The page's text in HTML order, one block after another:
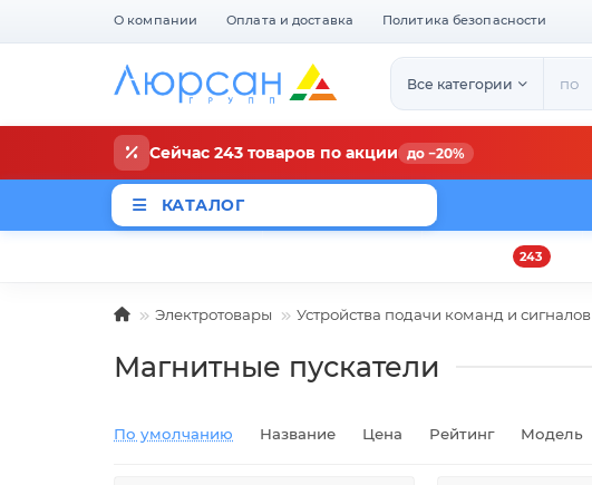
О компании Оплата и доставка Политика безопасности
Все категории
Сейчас 243 товаров по акции до −20%
КАТАЛОГ
243
Электротовары Устройства подачи команд и сигналов
Магнитные пускатели
По умолчанию Название Цена Рейтинг Модель